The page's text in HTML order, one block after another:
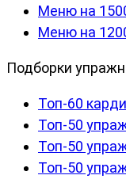
Меню на
Меню на
Подборки
Топ-60
Топ-50
Топ-50
Топ-50